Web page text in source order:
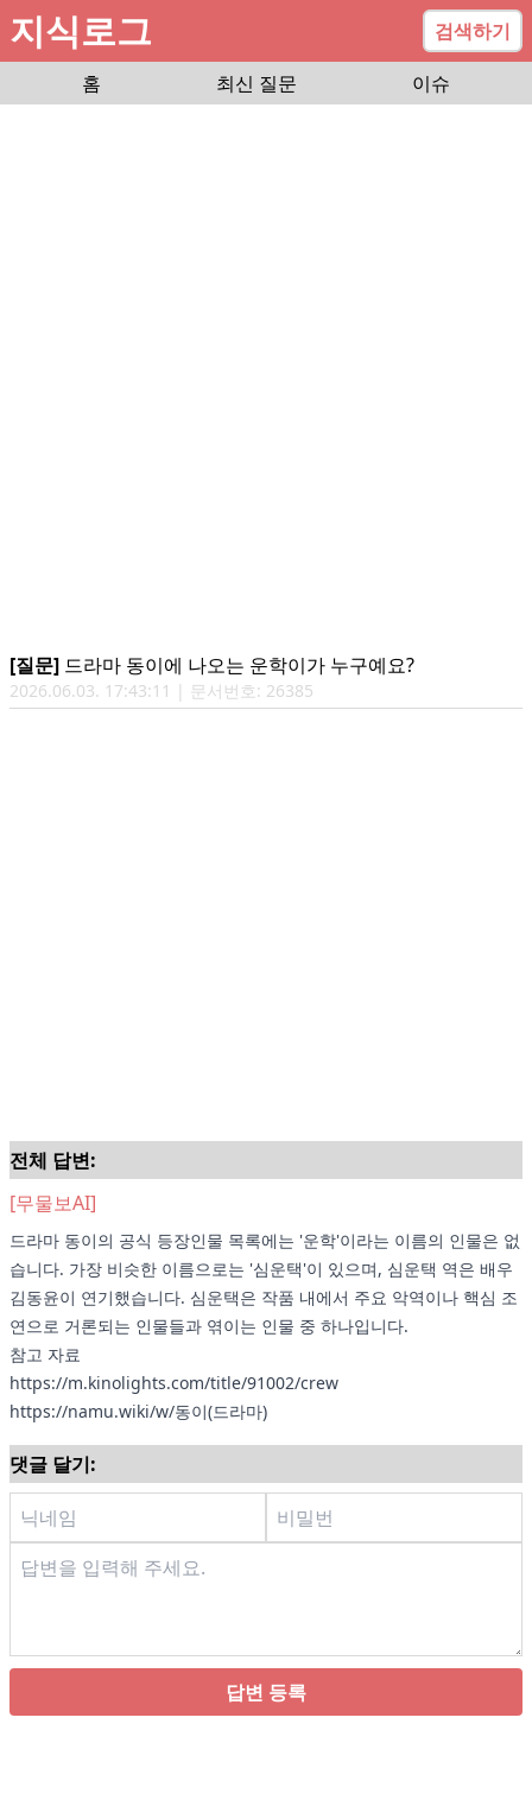
지식로그
검색하기
홈
최신 질문 이슈
[질문] 드라마 동이에 나오는 운학이가 누구예요?
2026.06.03. 17:43:11 | 문서번호: 26385
전체 답변:
[무물보AI]
드라마 동이의 공식 등장인물 목록에는 '운학'이라는 이름의 인물은 없
습니다. 가장 비슷한 이름으로는 '심운택'이 있으며, 심운택 역은 배우
김동윤이 연기했습니다. 심운택은 작품 내에서 주요 악역이나 핵심 조
연으로 거론되는 인물들과 엮이는 인물 중 하나입니다.
참고 자료
https://m.kinolights.com/title/91002/crew
https://namu.wiki/w/동이(드라마)
댓글 달기:
답변 등록